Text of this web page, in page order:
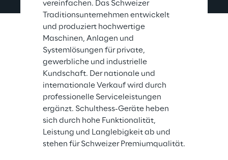
vereinfachen. Das Schweizer
Traditionsunternehmen entwickelt
und produziert hochwertige
Maschinen, Anlagen und
Systemlösungen für private,
gewerbliche und industrielle
Kundschaft. Der nationale und
internationale Verkauf wird durch
professionelle Serviceleistungen
ergänzt. Schulthess-Geräte heben
sich durch hohe Funktionalität,
Leistung und Langlebigkeit ab und
stehen für Schweizer Premiumqualität.